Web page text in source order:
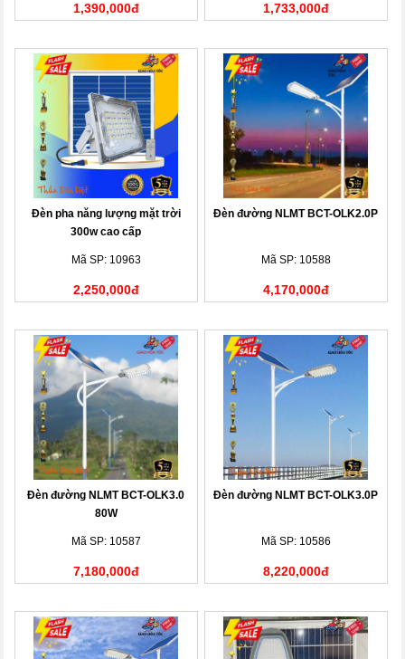
1,390,000đ 1,733,000đ
Đèn pha năng lượng mặt trời
300w cao cấp
Mã SP: 10963
2,250,000đ
Đèn đường NLMT BCT-OLK2.0P
Mã SP: 10588
4,170,000đ
Đèn đường NLMT BCT-OLK3.0
80W
Mã SP: 10587
7,180,000đ
Đèn đường NLMT BCT-OLK3.0P
Mã SP: 10586
8,220,000đ